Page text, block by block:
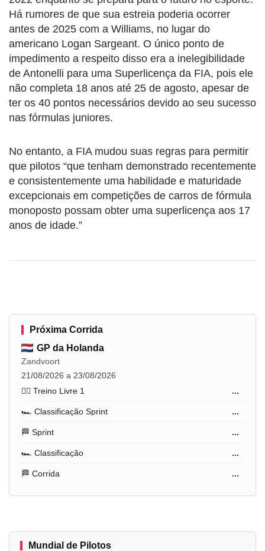
Há rumores de que sua estreia poderia ocorrer
antes de 2025 com a Williams, no lugar do
americano Logan Sargeant. O único ponto de
impedimento a respeito disso era a inelegibilidade
de Antonelli para uma Superlicença da FIA, pois ele
não completa 18 anos até 25 de agosto, apesar de
ter os 40 pontos necessários devido ao seu sucesso
nas fórmulas juniores.
No entanto, a FIA mudou suas regras para permitir
que pilotos “que tenham demonstrado recentemente
e consistentemente uma habilidade e maturidade
excepcionais em competições de carros de fórmula
monoposto possam obter uma superlicença aos 17
anos de idade.”
Próxima Corrida
GP da Holanda
Zandvoort
21/08/2026 a 23/08/2026
🏋️‍♂️ Treino Livre 1
...
🏎️ Classificação Sprint ...
🏁 Sprint ...
🏎️ Classificação ...
🏁 Corrida ...
Mundial de Pilotos